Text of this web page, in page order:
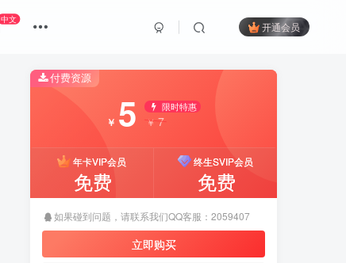
中文
开通会员
付费资源
￥ 5 限时特惠
￥7
年卡VIP会员
免费
终生SVIP会员
免费
如果碰到问题，请联系我们QQ客服：2059407
立即购买